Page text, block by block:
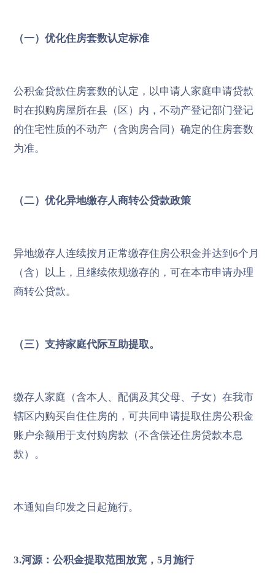
（一）优化住房套数认定标准
公积金贷款住房套数的认定，以申请人家庭申请贷款
时在拟购房屋所在县（区）内，不动产登记部门登记
的住宅性质的不动产（含购房合同）确定的住房套数
为准。
（二）优化异地缴存人商转公贷款政策
异地缴存人连续按月正常缴存住房公积金并达到6个月
（含）以上，且继续依规缴存的，可在本市申请办理
商转公贷款。
（三）支持家庭代际互助提取。
缴存人家庭（含本人、配偶及其父母、子女）在我市
辖区内购买自住住房的，可共同申请提取住房公积金
账户余额用于支付购房款（不含偿还住房贷款本息
款）。
本通知自印发之日起施行。
3.河源：公积金提取范围放宽，5月施行